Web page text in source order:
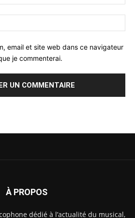
email et site web dans ce navigateur
je commenterai.
À PROPOS
dédié à l’actualité du musical,